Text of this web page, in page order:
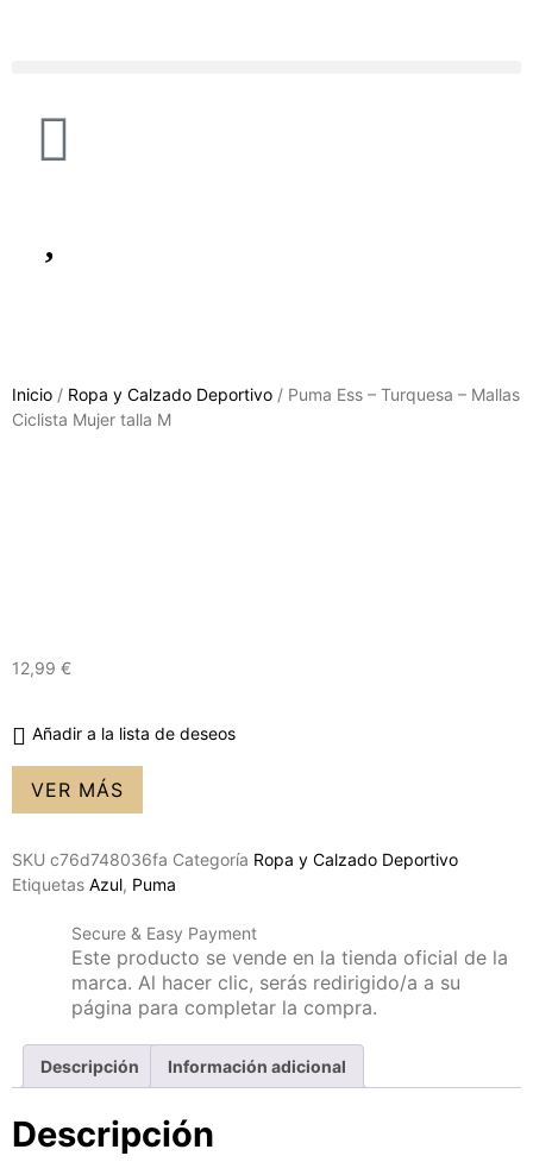
Inicio / Ropa y Calzado Deportivo / Puma Ess – Turquesa – Mallas
Ciclista Mujer talla M
12,99 €
Añadir a la lista de deseos
VER MÁS
SKU c76d748036fa Categoría Ropa y Calzado Deportivo
Etiquetas Azul, Puma
Secure & Easy Payment
Este producto se vende en la tienda oficial de la
marca. Al hacer clic, serás redirigido/a a su
página para completar la compra.
Descripción Información adicional
Descripción